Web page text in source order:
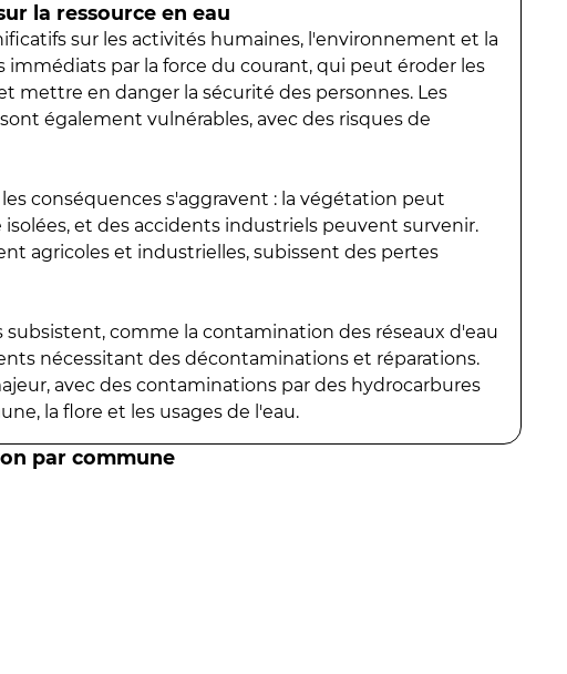
la ressource en eau
sur les activités humaines, l'environnement et la
immédiats par la force du courant, qui peut éroder les
mettre en danger la sécurité des personnes. Les
également vulnérables, avec des risques de
conséquences s'aggravent : la végétation peut
et des accidents industriels peuvent survenir.
agricoles et industrielles, subissent des pertes
subsistent, comme la contamination des réseaux d'eau
nécessitant des décontaminations et réparations.
avec des contaminations par des hydrocarbures
la flore et les usages de l'eau.
par commune